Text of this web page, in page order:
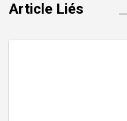
Article Liés